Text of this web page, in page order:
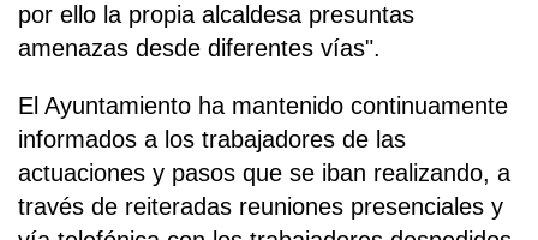
por ello la propia alcaldesa presuntas
amenazas desde diferentes vías".
El Ayuntamiento ha mantenido continuamente
informados a los trabajadores de las
actuaciones y pasos que se iban realizando, a
través de reiteradas reuniones presenciales y